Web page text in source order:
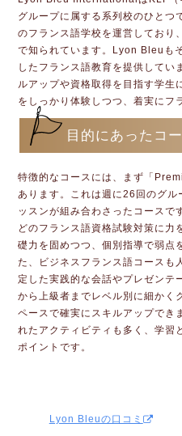
グループに属する系列校のひとつ
のフランス語学校を運営しており
で知られています。Lyon Bleuも
したフランス語教育を提供して
ルアップや資格取得を目指す学生
をしっかり体験しつつ、着実にフ
目的にあったコ
特徴的なコースには、まず「
あります。これは週に26回のグ
ッスンが組み合わさったコース
どのフランス語資格試験対策に力
礎力を固めつつ、個別指導で弱点
た、ビジネスフランス語コースも
定した実践的な会話やプレゼンテ
から上級者までレベル別に細かく
ペースで確実にスキルアップでき
れたアクティビティも多く、学習
ポイントです。
Lyon Bleuの口コミ